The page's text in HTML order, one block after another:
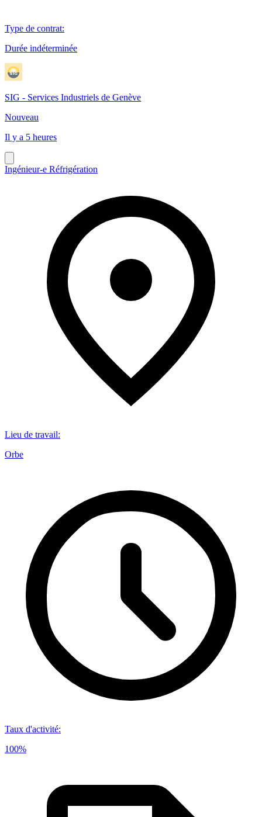
Type de contrat:
Durée indéterminée
SIG - Services Industriels de Genève
Nouveau
Il y a 5 heures
Ingénieur-e Réfrigération
Lieu de travail:
Orbe
Taux d'activité:
100%